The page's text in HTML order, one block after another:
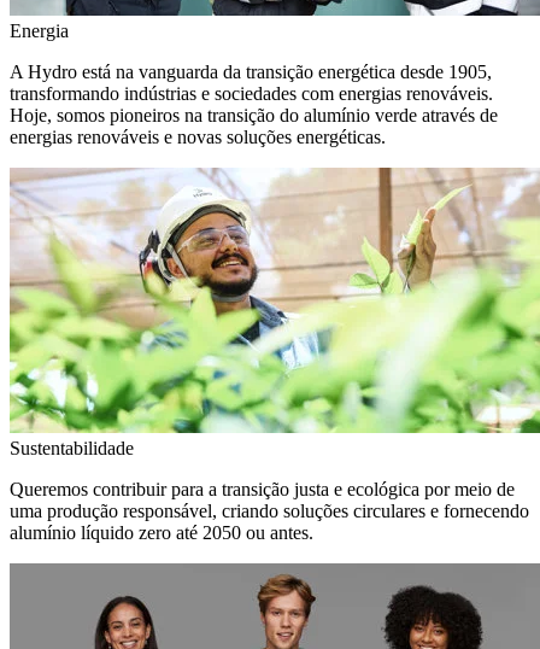
Energia
A Hydro está na vanguarda da transição energética desde 1905,
transformando indústrias e sociedades com energias renováveis.
Hoje, somos pioneiros na transição do alumínio verde através de
energias renováveis e novas soluções energéticas.
Sustentabilidade
Queremos contribuir para a transição justa e ecológica por meio de
uma produção responsável, criando soluções circulares e fornecendo
alumínio líquido zero até 2050 ou antes.